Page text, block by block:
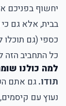
יחשוף בפניכם
כספי (גם
כל התחביב הזה
למה כולנו
תודו.גם אתם
נעוץ עם